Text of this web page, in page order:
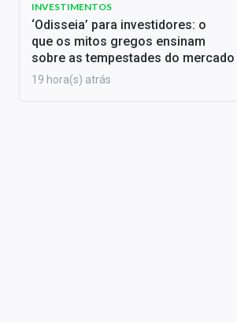
INVESTIMENTOS
‘Odisseia’ para investidores: o
que os mitos gregos ensinam
sobre as tempestades do mercado
19 hora(s) atrás